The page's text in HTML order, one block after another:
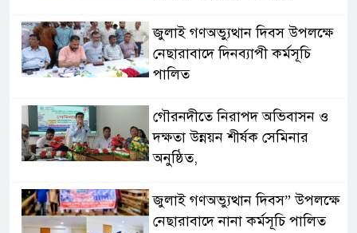
জুলাই গণঅভ্যুত্থান দিবস উপলক্ষে
নেছারাবাদে দিনব্যাপী কর্মসূচি
পালিত
গৌরনদীতে নিরাপদ অভিবাসন ও
দক্ষতা উন্নয়ন শীর্ষক সেমিনার
অনুষ্ঠিত,
জুলাই গণঅভ্যুত্থান দিবস” উপলক্ষে
নেছারাবাদে নানা কর্মসূচি পালিত